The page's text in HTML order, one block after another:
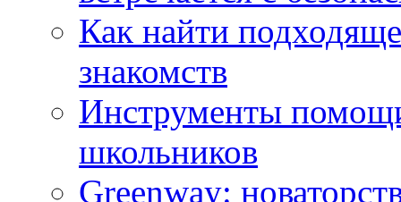
Как найти
знакомств
Инструменты
школьников
Greenway: